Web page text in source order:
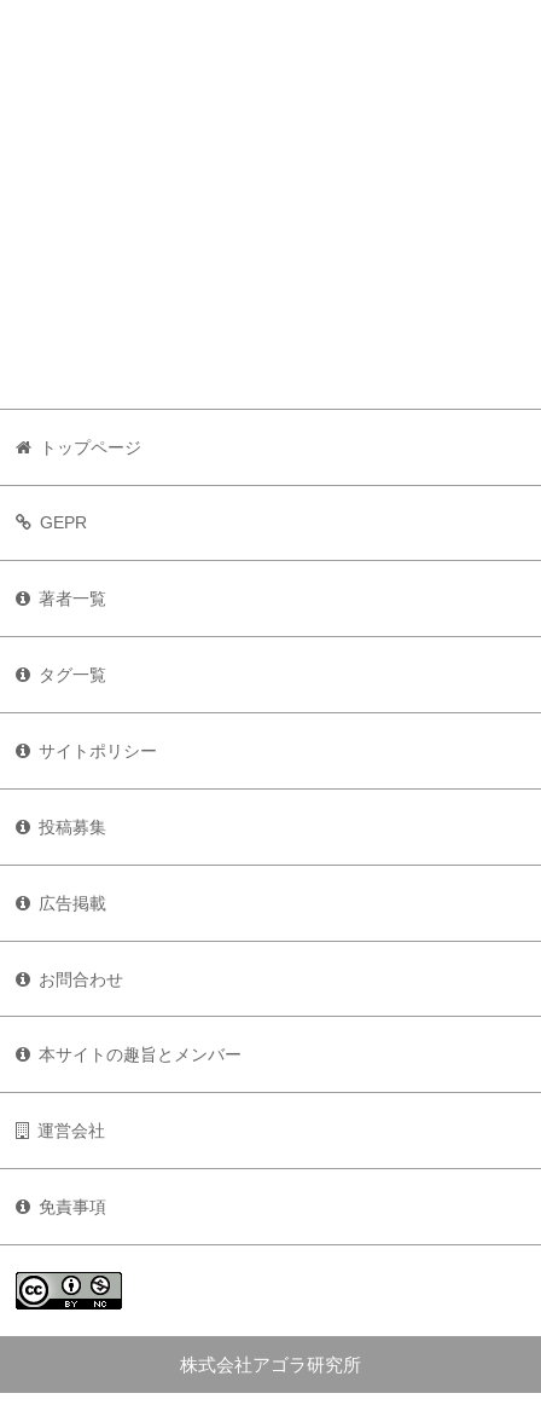
トップページ
GEPR
著者一覧
タグ一覧
サイトポリシー
投稿募集
広告掲載
お問合わせ
本サイトの趣旨とメンバー
運営会社
免責事項
株式会社アゴラ研究所